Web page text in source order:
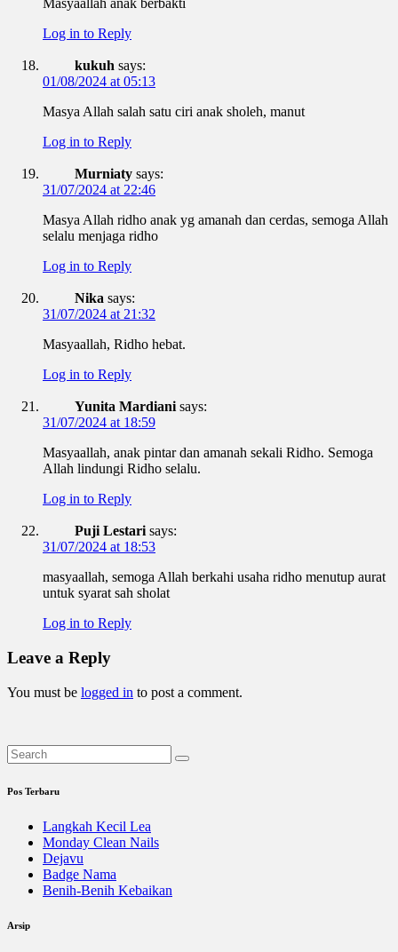
Masyaallah anak berbakti
Log in to Reply
kukuh says:
01/08/2024 at 05:13
Masya Allah salah satu ciri anak sholeh, manut
Log in to Reply
Murniaty says:
31/07/2024 at 22:46
Masya Allah ridho anak yg amanah dan cerdas, semoga Allah
selalu menjaga ridho
Log in to Reply
Nika says:
31/07/2024 at 21:32
Masyaallah, Ridho hebat.
Log in to Reply
Yunita Mardiani says:
31/07/2024 at 18:59
Masyaallah, anak pintar dan amanah sekali Ridho. Semoga
Allah lindungi Ridho selalu.
Log in to Reply
Puji Lestari says:
31/07/2024 at 18:53
masyaallah, semoga Allah berkahi usaha ridho menutup aurat
untuk syarat sah sholat
Log in to Reply
Leave a Reply
You must be logged in to post a comment.
Pos Terbaru
Langkah Kecil Lea
Monday Clean Nails
Dejavu
Badge Nama
Benih-Benih Kebaikan
Arsip